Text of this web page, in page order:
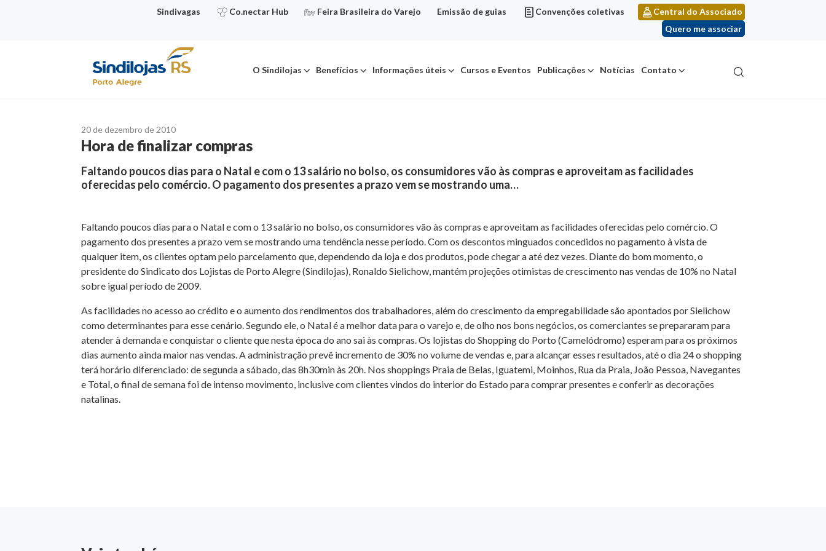
Sindivagas Co.nectar Hub Feira Brasileira do Varejo Emissão de guias Convenções coletivas
Central do Associado
Quero me associar
O Sindilojas Benefícios Informações úteis Cursos e Eventos Publicações Notícias Contato
20 de dezembro de 2010
Hora de finalizar compras
Faltando poucos dias para o Natal e com o 13 salário no bolso, os consumidores vão às compras e aproveitam as facilidades
oferecidas pelo comércio. O pagamento dos presentes a prazo vem se mostrando uma…
Faltando poucos dias para o Natal e com o 13 salário no bolso, os consumidores vão às compras e aproveitam as facilidades oferecidas pelo comércio. O
pagamento dos presentes a prazo vem se mostrando uma tendência nesse período. Com os descontos minguados concedidos no pagamento à vista de
qualquer item, os clientes optam pelo parcelamento que, dependendo da loja e dos produtos, pode chegar a até dez vezes. Diante do bom momento, o
presidente do Sindicato dos Lojistas de Porto Alegre (Sindilojas), Ronaldo Sielichow, mantém projeções otimistas de crescimento nas vendas de 10% no Natal
sobre igual período de 2009.
As facilidades no acesso ao crédito e o aumento dos rendimentos dos trabalhadores, além do crescimento da empregabilidade são apontados por Sielichow
como determinantes para esse cenário. Segundo ele, o Natal é a melhor data para o varejo e, de olho nos bons negócios, os comerciantes se prepararam para
atender à demanda e conquistar o cliente que nesta época do ano sai às compras. Os lojistas do Shopping do Porto (Camelódromo) esperam para os próximos
dias aumento ainda maior nas vendas. A administração prevê incremento de 30% no volume de vendas e, para alcançar esses resultados, até o dia 24 o shopping
terá horário diferenciado: de segunda a sábado, das 8h30min às 20h. Nos shoppings Praia de Belas, Iguatemi, Moinhos, Rua da Praia, João Pessoa, Navegantes
e Total, o final de semana foi de intenso movimento, inclusive com clientes vindos do interior do Estado para comprar presentes e conferir as decorações
natalinas.